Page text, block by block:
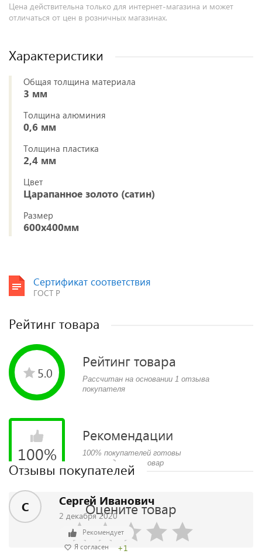
Цена действительна только для интернет-магазина и может
отличаться от цен в розничных магазинах.
Характеристики
Общая толщина материала
3 мм
Толщина алюминия
0,6 мм
Толщина пластика
2,4 мм
Цвет
Царапанное золото (сатин)
Размер
600х400мм
Сертификат соответствия
ГОСТ Р
Рейтинг товара
5.0
Рейтинг товара
Рассчитан на основании 1 отзыва
покупателя
100%
Рекомендации
100% покупателей готовы
рекомендовать товар
Оцените товар
Отзывы покупателей
С Сергей Иванович
2 декабря 2020
Рекомендует
Я согласен
+1